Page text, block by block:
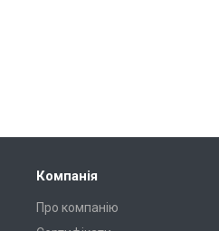
Компанія
Про компанію